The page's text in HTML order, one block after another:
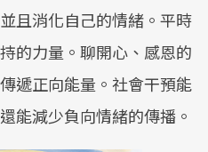
且消化自己的情緒。平時
的力量。聊開心、感恩的
遞正向能量。社會干預能
能減少負向情緒的傳播。